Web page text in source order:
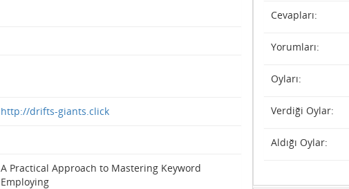
http://drifts-giants.click
A Practical Approach to Mastering Keyword
Employing
Cevapları:
Yorumları:
Oyları:
Verdiği Oylar:
Aldığı Oylar: